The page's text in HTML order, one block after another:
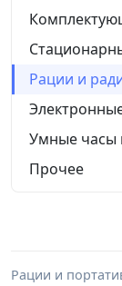
Рации и
Умные часы
Прочее
Рации и